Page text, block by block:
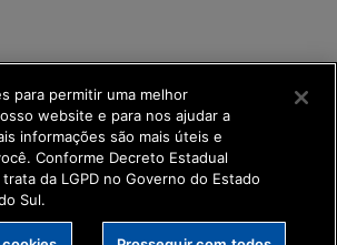
Executiva de Transformação
para permitir uma melhor
website e para nos ajudar a
informações são mais úteis e
Conforme Decreto Estadual
da LGPD no Governo do Estado
Sul.